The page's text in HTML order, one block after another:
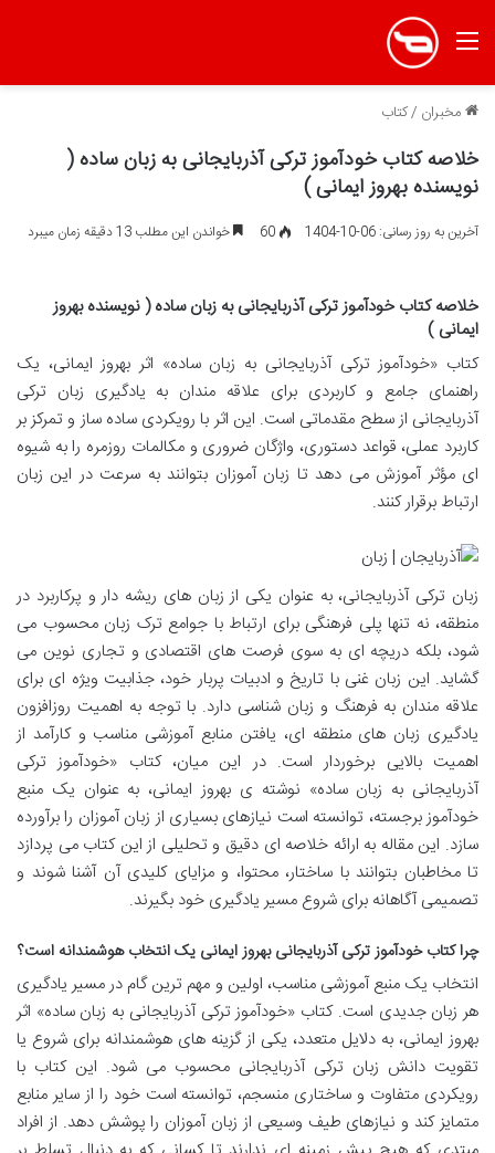
منو
مخبران /کتاب
خلاصه کتاب خودآموز ترکی آذربایجانی به زبان ساده (
نویسنده بهروز ایمانی )
آخرین به روز رسانی: 06-10-1404 60 خواندن این مطلب 13 دقیقه زمان میبرد
خلاصه کتاب خودآموز ترکی آذربایجانی به زبان ساده ( نویسنده بهروز
ایمانی )
کتاب «خودآموز ترکی آذربایجانی به زبان ساده» اثر بهروز ایمانی، یک
راهنمای جامع و کاربردی برای علاقه مندان به یادگیری زبان ترکی
آذربایجانی از سطح مقدماتی است. این اثر با رویکردی ساده ساز و تمرکز بر
کاربرد عملی، قواعد دستوری، واژگان ضروری و مکالمات روزمره را به شیوه
ای مؤثر آموزش می دهد تا زبان آموزان بتوانند به سرعت در این زبان
ارتباط برقرار کنند.
زبان ترکی آذربایجانی، به عنوان یکی از زبان های ریشه دار و پرکاربرد در
منطقه، نه تنها پلی فرهنگی برای ارتباط با جوامع ترک زبان محسوب می
شود، بلکه دریچه ای به سوی فرصت های اقتصادی و تجاری نوین می
گشاید. این زبان غنی با تاریخ و ادبیات پربار خود، جذابیت ویژه ای برای
علاقه مندان به فرهنگ و زبان شناسی دارد. با توجه به اهمیت روزافزون
یادگیری زبان های منطقه ای، یافتن منابع آموزشی مناسب و کارآمد از
اهمیت بالایی برخوردار است. در این میان، کتاب «خودآموز ترکی
آذربایجانی به زبان ساده» نوشته ی بهروز ایمانی، به عنوان یک منبع
خودآموز برجسته، توانسته است نیازهای بسیاری از زبان آموزان را برآورده
سازد. این مقاله به ارائه خلاصه ای دقیق و تحلیلی از این کتاب می پردازد
تا مخاطبان بتوانند با ساختار، محتوا، و مزایای کلیدی آن آشنا شوند و
تصمیمی آگاهانه برای شروع مسیر یادگیری خود بگیرند.
چرا کتاب خودآموز ترکی آذربایجانی بهروز ایمانی یک انتخاب هوشمندانه است؟
انتخاب یک منبع آموزشی مناسب، اولین و مهم ترین گام در مسیر یادگیری
هر زبان جدیدی است. کتاب «خودآموز ترکی آذربایجانی به زبان ساده» اثر
بهروز ایمانی، به دلایل متعدد، یکی از گزینه های هوشمندانه برای شروع یا
تقویت دانش زبان ترکی آذربایجانی محسوب می شود. این کتاب با
رویکردی متفاوت و ساختاری منسجم، توانسته است خود را از سایر منابع
متمایز کند و نیازهای طیف وسیعی از زبان آموزان را پوشش دهد. از افراد